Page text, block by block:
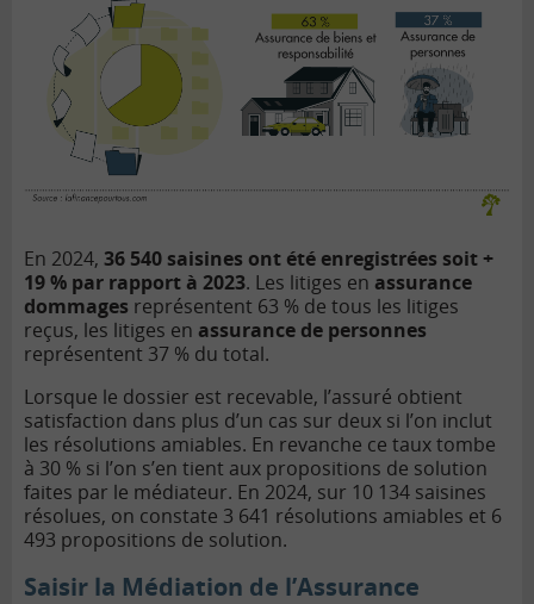
En 2024, 36 540 saisines ont été enregistrées soit +
19 % par rapport à 2023. Les litiges en assurance
dommages représentent 63 % de tous les litiges
reçus, les litiges en assurance de personnes
représentent 37 % du total.
Lorsque le dossier est recevable, l’assuré obtient
satisfaction dans plus d’un cas sur deux si l’on inclut
les résolutions amiables. En revanche ce taux tombe
à 30 % si l’on s’en tient aux propositions de solution
faites par le médiateur. En 2024, sur 10 134 saisines
résolues, on constate 3 641 résolutions amiables et 6
493 propositions de solution.
Saisir la Médiation de l’Assurance